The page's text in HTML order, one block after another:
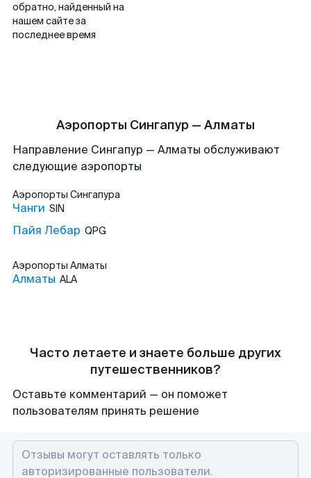
обратно, найденный на
нашем сайте за
последнее время
Аэропорты Сингапур — Алматы
Направление Сингапур — Алматы обслуживают
следующие аэропорты
Аэропорты Сингапура
Чанги SIN
Пайя Лебар QPG
Аэропорты Алматы
Алматы ALA
Часто летаете и знаете больше других
путешественников?
Оставьте комментарий — он поможет
пользователям принять решение